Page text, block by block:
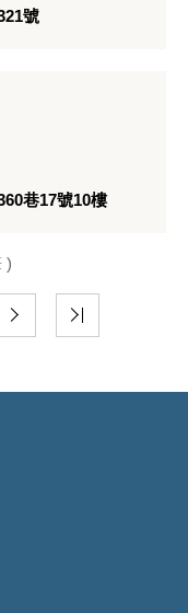
號
巷17號10樓
)